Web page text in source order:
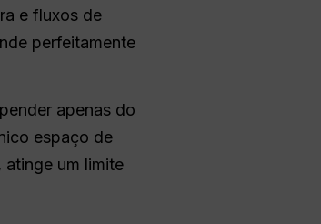
e fluxos de
perfeitamente
apenas do
espaço de
um limite